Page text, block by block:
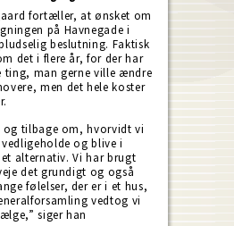
fortæller, at ønsket om
på Havnegade i
beslutning. Faktisk
det i flere år, for der har
ting, man gerne ville ændre
men det hele koster
og tilbage om, hvorvidt vi
og blive i
alternativ. Vi har brugt
det grundigt og også
følelser, der er i et hus,
vedtog vi
siger han